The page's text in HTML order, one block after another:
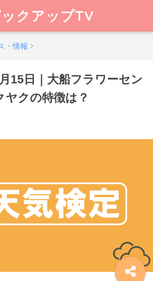
ックアップTV
・情報
15日｜大船フラワーセン
ヤクの特徴は？